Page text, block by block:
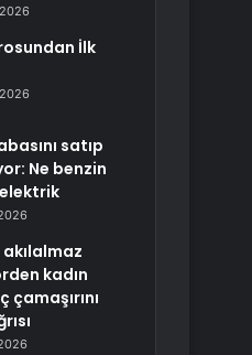
İlk
satıp
Ne benzin
kadın
çamaşırını